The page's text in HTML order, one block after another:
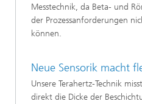
Messtechnik, da Beta- und
der Prozessanforderungen
können.
Neue Sensorik macht
Unsere Terahertz-Technik
direkt die Dicke der